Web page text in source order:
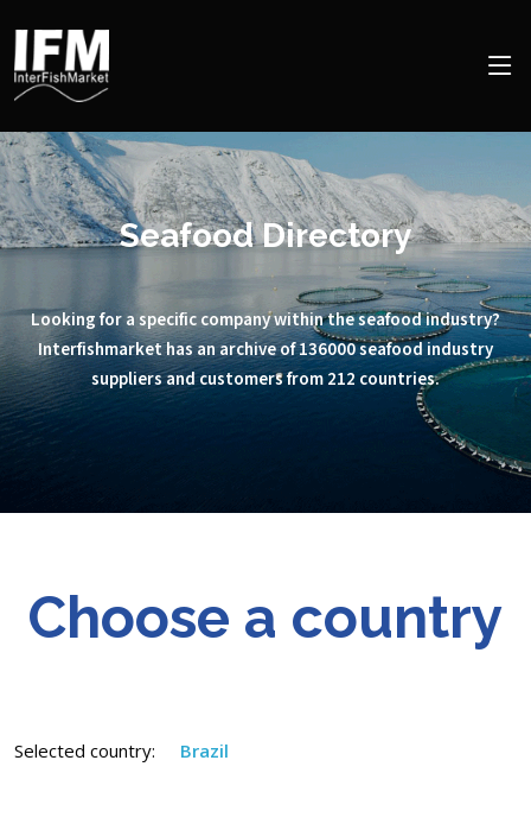
Seafood Directory
Looking for a specific company within the seafood industry?
Interfishmarket has an archive of 136000 seafood industry
suppliers and customers from 212 countries.
Choose a country
Selected country: Brazil